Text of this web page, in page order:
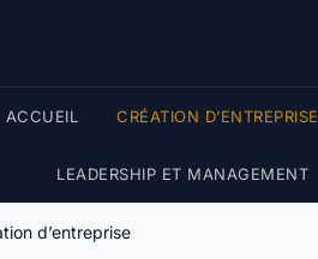
ACCUEIL CRÉATION D’ENTREPRISE
LEADERSHIP ET MANAGEMENT
d’entreprise